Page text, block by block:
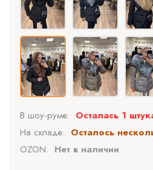
В шоу-руме: Осталась 1
На складе: Осталось
OZON: Нет в наличии